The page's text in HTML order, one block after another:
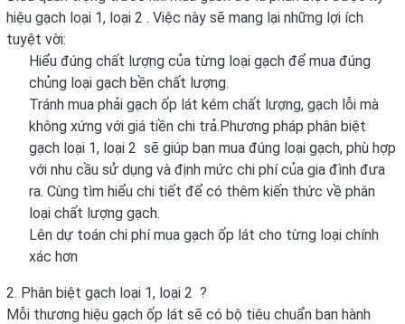
hiệu gạch loại 1, loại 2 . Việc này sẽ mang lại những lợi ích
tuyệt vời:
Hiểu đúng chất lượng của từng loại gạch để mua đúng
chủng loại gạch bền chất lượng.
Tránh mua phải gạch ốp lát kém chất lượng, gạch lỗi mà
không xứng với giá tiền chi trả.Phương pháp phân biệt
gạch loại 1, loại 2 sẽ giúp bạn mua đúng loại gạch, phù hợp
với nhu cầu sử dụng và định mức chi phí của gia đình đưa
ra. Cùng tìm hiểu chi tiết để có thêm kiến thức về phân
loại chất lượng gạch.
Lên dự toán chi phí mua gạch ốp lát cho từng loại chính
xác hơn
2. Phân biệt gạch loại 1, loại 2 ?
Mỗi thương hiệu gạch ốp lát sẽ có bộ tiêu chuẩn ban hành